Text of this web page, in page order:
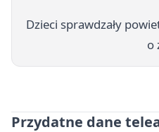
Dzieci sprawdzały
o
Przydatne dane